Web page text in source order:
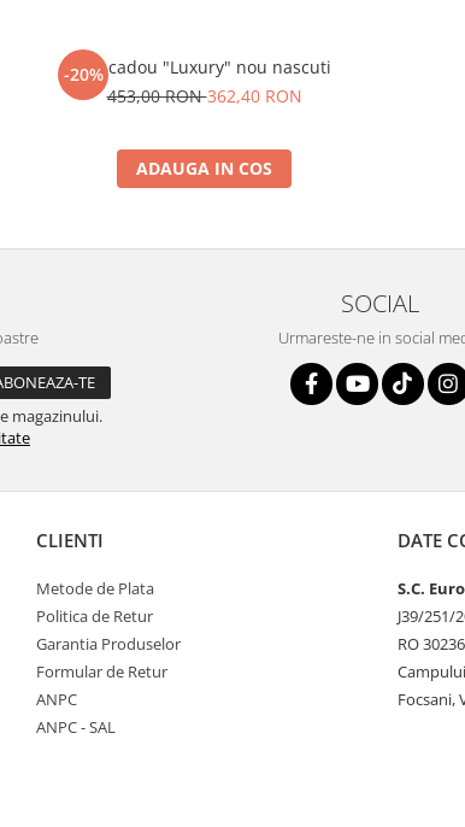
-20%
Set cadou "Luxury" nou nascuti
453,00 RON362,40 RON
ADAUGA IN COS
magazinului.
SOCIAL
Urmareste-ne in social
CLIENTI
Metode de Plata
Politica de Retur
Garantia Produselor
Formular de Retur
ANPC
ANPC - SAL
DATE
S.C.
J39/251/
RO
Focsani,